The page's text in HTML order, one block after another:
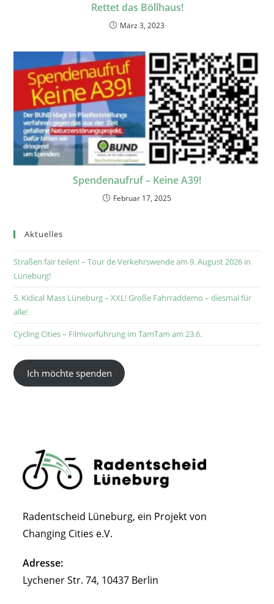
Rettet das Böllhaus!
März 3, 2023
Spendenaufruf – Keine A39!
Februar 17, 2025
Aktuelles
Straßen fair teilen! – Tour de Verkehrswende am 9. August 2026 in
Lüneburg!
5. Kidical Mass Lüneburg – XXL! Große Fahrraddemo – diesmal für
alle!
Cycling Cities – Filmvorführung im TamTam am 23.6.
Ich möchte spenden
Radentscheid Lüneburg, ein Projekt von
Changing Cities e.V.
Adresse:
Lychener Str. 74, 10437 Berlin